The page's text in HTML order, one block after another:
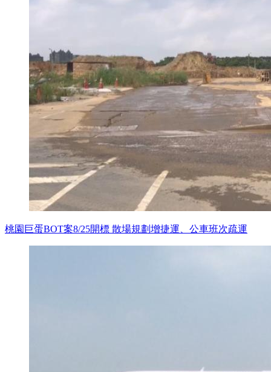
桃園巨蛋BOT案8/25開標 散場規劃增捷運、公車班次疏運